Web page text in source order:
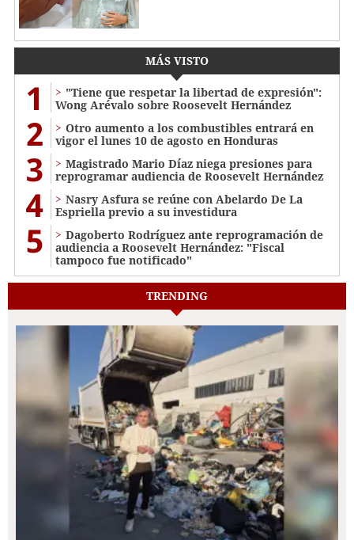
MÁS VISTO
1
"Tiene que respetar la libertad de expresión":
Wong Arévalo sobre Roosevelt Hernández
2
Otro aumento a los combustibles entrará en
vigor el lunes 10 de agosto en Honduras
3
Magistrado Mario Díaz niega presiones para
reprogramar audiencia de Roosevelt Hernández
4
Nasry Asfura se reúne con Abelardo De La
Espriella previo a su investidura
5
Dagoberto Rodríguez ante reprogramación de
audiencia a Roosevelt Hernández: "Fiscal
tampoco fue notificado"
TRENDING